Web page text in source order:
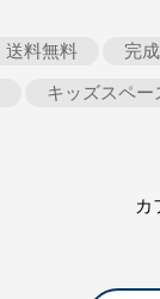
送料無料 完
キッズスペー
カ